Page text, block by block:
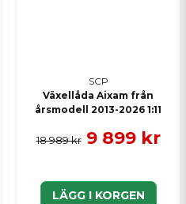
SCP
Växellåda Aixam från
årsmodell 2013-2026 1:11
18 989 kr 9 899 kr
LÄGG I KORGEN